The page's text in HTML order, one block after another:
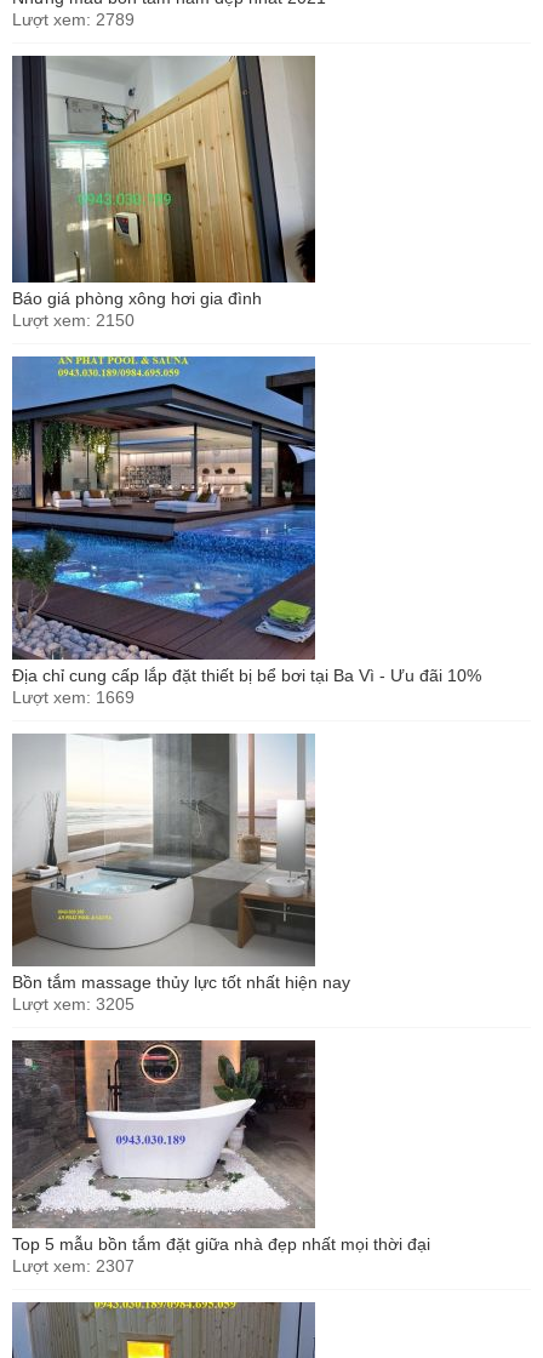
Lượt xem: 2789
Báo giá phòng xông hơi gia đình
Lượt xem: 2150
Địa chỉ cung cấp lắp đặt thiết bị bể bơi tại Ba Vì - Ưu đãi 10%
Lượt xem: 1669
Bồn tắm massage thủy lực tốt nhất hiện nay
Lượt xem: 3205
Top 5 mẫu bồn tắm đặt giữa nhà đẹp nhất mọi thời đại
Lượt xem: 2307